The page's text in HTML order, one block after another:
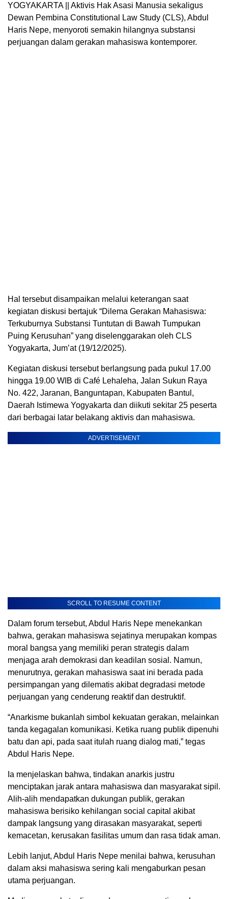
YOGYAKARTA || Aktivis Hak Asasi Manusia sekaligus
Dewan Pembina Constitutional Law Study (CLS), Abdul
Haris Nepe, menyoroti semakin hilangnya substansi
perjuangan dalam gerakan mahasiswa kontemporer.
Hal tersebut disampaikan melalui keterangan saat
kegiatan diskusi bertajuk “Dilema Gerakan Mahasiswa:
Terkuburnya Substansi Tuntutan di Bawah Tumpukan
Puing Kerusuhan” yang diselenggarakan oleh CLS
Yogyakarta, Jum’at (19/12/2025).
Kegiatan diskusi tersebut berlangsung pada pukul 17.00
hingga 19.00 WIB di Café Lehaleha, Jalan Sukun Raya
No. 422, Jaranan, Banguntapan, Kabupaten Bantul,
Daerah Istimewa Yogyakarta dan diikuti sekitar 25 peserta
dari berbagai latar belakang aktivis dan mahasiswa.
ADVERTISEMENT
SCROLL TO RESUME CONTENT
Dalam forum tersebut, Abdul Haris Nepe menekankan
bahwa, gerakan mahasiswa sejatinya merupakan kompas
moral bangsa yang memiliki peran strategis dalam
menjaga arah demokrasi dan keadilan sosial. Namun,
menurutnya, gerakan mahasiswa saat ini berada pada
persimpangan yang dilematis akibat degradasi metode
perjuangan yang cenderung reaktif dan destruktif.
“Anarkisme bukanlah simbol kekuatan gerakan, melainkan
tanda kegagalan komunikasi. Ketika ruang publik dipenuhi
batu dan api, pada saat itulah ruang dialog mati,” tegas
Abdul Haris Nepe.
Ia menjelaskan bahwa, tindakan anarkis justru
menciptakan jarak antara mahasiswa dan masyarakat sipil.
Alih-alih mendapatkan dukungan publik, gerakan
mahasiswa berisiko kehilangan social capital akibat
dampak langsung yang dirasakan masyarakat, seperti
kemacetan, kerusakan fasilitas umum dan rasa tidak aman.
Lebih lanjut, Abdul Haris Nepe menilai bahwa, kerusuhan
dalam aksi mahasiswa sering kali mengaburkan pesan
utama perjuangan.